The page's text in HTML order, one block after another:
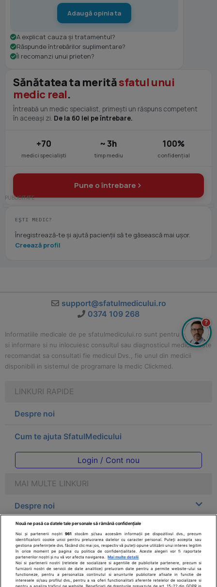
Adaugă opinia ta
A explicat cauza și tratamentul?
Răspunde întrebărilor suplimentare?
Îl recomanzi unui prieten?
Sănătatea ta merităsfatul unui
medic real.
Întreabă un medic specialist, primești un răspuns competent
în aceeași zi. De la 60 lei pe întrebare.
+70
medici specialiști
~ 3h
timp mediu
100%
confidențial
Pune o întrebare
EȘTI MEDIC?
Înregistrează-te și ajută pacienții să te găsească mai ușor.
Creează profil
support@sfatulmedicului.ro
0374 109 268
Informatiile medicale de pe sfatulmedicului.ro sunt pentru educatie
si informare si nu inlocuiesc consultul sau diagnosticul medical. Este
recomandat sa consultati fie medicul Dvs., fie unul din medicii
disponibili in sistemul de programare la medic Clickmed.
LINKURI RAPIDE
Despre noi
Cum te ajuta SfatulMedicului
Login / Cont nou
MAI MULTE LINKURI
Despre noi
Legal
Drepturile consumatorului
Parteneri
?
Nouă ne pasă ca datele tale personale să rămână confidențiale
Noi și partenerii noștri961
stocăm și/sau accesăm informații pe dispozitivul dvs., precum
identificatorii cookie unici pentru prelucrarea datelor cu caracter personal. Puteți accepta sau
gestiona preferințele dvs. făcând clic mai jos, respectiv vă puteți opune utilizării unui interes legitim
în orice moment pe pagina cu politica de confidențialitate. Aceste alegeri vor fi raportate
partenerilor noștri și nu vă vor afecta navigarea.
Mai multe detalii
Noi si partenerii nostri (retelele de socializare si agentiile de publicitate partenere, precum si
furnizorii nostri de servicii de date analitice) prelucram date pentru a permite website-ului sa
functioneze, pentru a personaliza continutul si anunturile publicitare afisate in functie de
interesele si/sau profilul dvs., pentru a va oferi functionalitati aferente retelelor de socializare si
pentru a analiza traficul pe website. Beneficiati de drepturile prevazute de art. 15-22 din GDPR in